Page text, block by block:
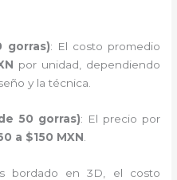
gorras): El costo promedio
por unidad, dependiendo
y la técnica.
50 gorras): El precio por
a $150 MXN
bordado en 3D, el costo